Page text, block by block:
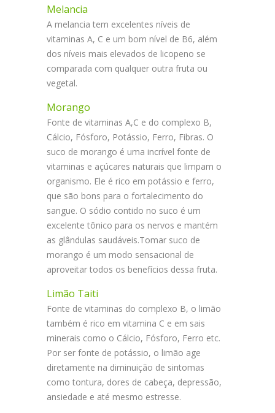
Melancia
A melancia tem excelentes níveis de
vitaminas A, C e um bom nível de B6, além
dos níveis mais elevados de licopeno se
comparada com qualquer outra fruta ou
vegetal.
Morango
Fonte de vitaminas A,C e do complexo B,
Cálcio, Fósforo, Potássio, Ferro, Fibras. O
suco de morango é uma incrível fonte de
vitaminas e açúcares naturais que limpam o
organismo. Ele é rico em potássio e ferro,
que são bons para o fortalecimento do
sangue. O sódio contido no suco é um
excelente tônico para os nervos e mantém
as glândulas saudáveis.Tomar suco de
morango é um modo sensacional de
aproveitar todos os benefícios dessa fruta.
Limão Taiti
Fonte de vitaminas do complexo B, o limão
também é rico em vitamina C e em sais
minerais como o Cálcio, Fósforo, Ferro etc.
Por ser fonte de potássio, o limão age
diretamente na diminuição de sintomas
como tontura, dores de cabeça, depressão,
ansiedade e até mesmo estresse.